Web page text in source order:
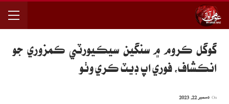
گوگل ڪروم ۾ سنگين سيڪيورٽي ڪمزوري جو
انڪشاف، فوري اپ ڊيٽ ڪري وٺو